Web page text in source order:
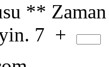
**
7 +